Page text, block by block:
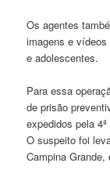
Os agentes
imagens e
e adolescentes.
Para essa
de prisão
expedidos pela
O suspeito foi
Campina Grande,